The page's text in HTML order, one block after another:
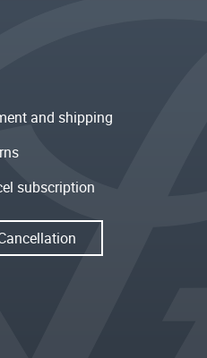
and shipping
subscription